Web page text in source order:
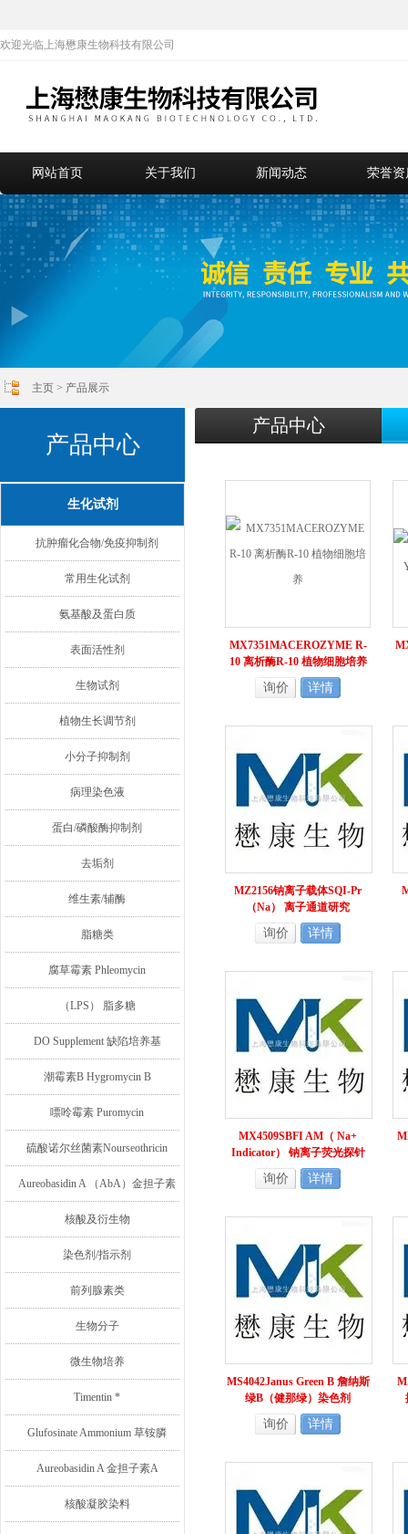
欢迎光临上海懋康生物科技有限公司
网站首页 关于我们 新闻动态 荣誉资
主页 > 产品展示
产品中心
生化试剂
抗肿瘤化合物/免疫抑制剂
常用生化试剂
氨基酸及蛋白质
表面活性剂
生物试剂
植物生长调节剂
小分子抑制剂
病理染色液
蛋白/磷酸酶抑制剂
去垢剂
维生素/辅酶
脂糖类
腐草霉素 Phleomycin
（LPS） 脂多糖
DO Supplement 缺陷培养基
潮霉素B Hygromycin B
嘌呤霉素 Puromycin
硫酸诺尔丝菌素Nourseothricin
Aureobasidin A （AbA）金担子素
A
核酸及衍生物
染色剂/指示剂
前列腺素类
生物分子
微生物培养
Timentin *
Glufosinate Ammonium 草铵膦
Aureobasidin A 金担子素A
核酸凝胶染料
产品中心
MX7351MACEROZYME R-
10 离析酶R-10 植物细胞培养
询价 详情
MZ2156钠离子载体SQI-Pr
（Na） 离子通道研究
询价 详情
MX4509SBFI AM（ Na+
Indicator） 钠离子荧光探针
询价 详情
MS4042Janus Green B 詹纳斯
绿B（健那绿）染色剂
询价 详情